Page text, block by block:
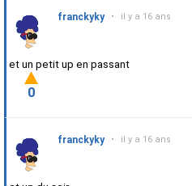
franckyky • il y a 16 ans
et un petit up en passant
0
franckyky • il y a 16 ans